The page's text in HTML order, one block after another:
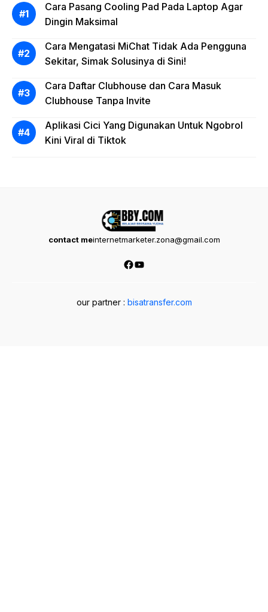
Cara Pasang Cooling Pad Pada Laptop Agar
Dingin Maksimal
Cara Mengatasi MiChat Tidak Ada Pengguna
Sekitar, Simak Solusinya di Sini!
Cara Daftar Clubhouse dan Cara Masuk
Clubhouse Tanpa Invite
Aplikasi Cici Yang Digunakan Untuk Ngobrol
Kini Viral di Tiktok
contact meinternetmarketer.zona@gmail.com
Facebook
YouTube
our partner : bisatransfer.com